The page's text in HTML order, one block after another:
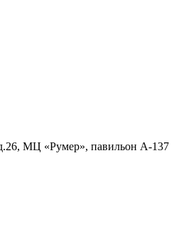
МЦ «Румер», павильон А-137